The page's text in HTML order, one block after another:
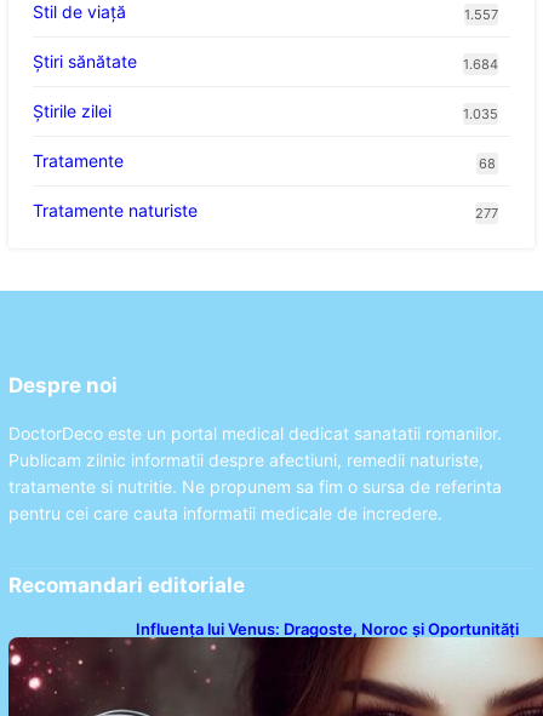
Stil de viaţă 1.557
Ştiri sănătate 1.684
Știrile zilei 1.035
Tratamente 68
Tratamente naturiste 277
Despre noi
DoctorDeco este un portal medical dedicat sanatatii romanilor.
Publicam zilnic informatii despre afectiuni, remedii naturiste,
tratamente si nutritie. Ne propunem sa fim o sursa de referinta
pentru cei care cauta informatii medicale de incredere.
Recomandari editoriale
Influența lui Venus: Dragoste, Noroc și Oportunități
pentru Tauri și Balanțe în Weekendul 8-9 August